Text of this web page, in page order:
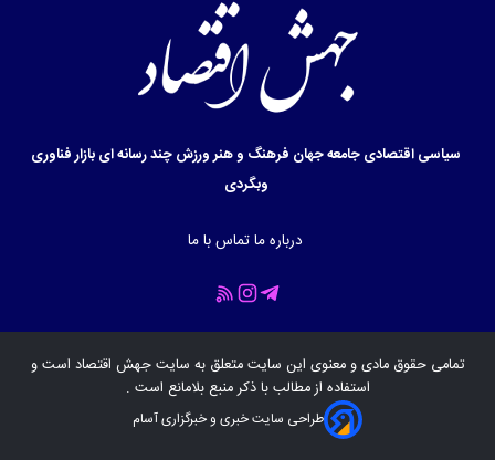
سیاسیاقتصادیجامعهجهان فرهنگ و هنرورزشچند رسانه ایبازارفناوری
وبگردی
درباره ماتماس با ما
تمامی حقوق مادی و معنوی این سایت متعلق به سایتجهش اقتصاد است و
استفاده از مطالب با ذکر منبع بلامانع است .
طراحی سایت خبری و خبرگزاری آسام